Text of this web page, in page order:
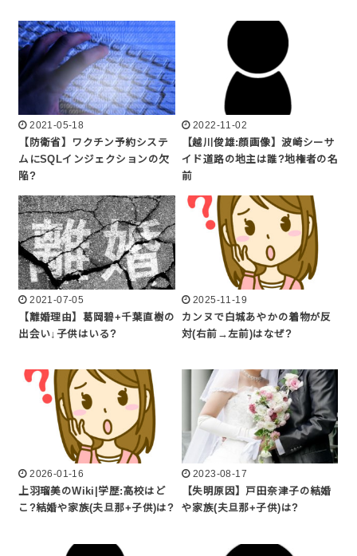
2021-05-18
【防衛省】ワクチン予約システ
ムにSQLインジェクションの欠
陥?
2022-11-02
【越川俊雄:顔画像】波崎シーサ
イド道路の地主は誰?地権者の名
前
2021-07-05
【離婚理由】葛岡碧+千葉直樹の
出会い↓子供はいる?
2025-11-19
カンヌで白城あやかの着物が反
対(右前→左前)はなぜ?
2026-01-16
上羽瑠美のWiki|学歴:高校はど
こ?結婚や家族(夫旦那+子供)は?
2023-08-17
【失明原因】戸田奈津子の結婚
や家族(夫旦那+子供)は?